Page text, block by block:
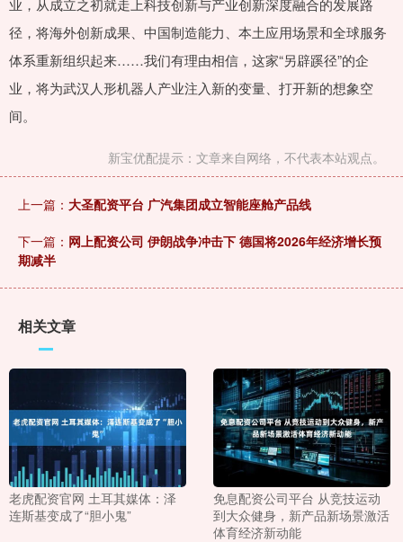
业，从成立之初就走上科技创新与产业创新深度融合的发展路
径，将海外创新成果、中国制造能力、本土应用场景和全球服务
体系重新组织起来……我们有理由相信，这家“另辟蹊径”的企
业，将为武汉人形机器人产业注入新的变量、打开新的想象空
间。
新宝优配提示：文章来自网络，不代表本站观点。
上一篇： 大圣配资平台 广汽集团成立智能座舱产品线
下一篇： 网上配资公司 伊朗战争冲击下 德国将2026年经济增长预
期减半
相关文章
老虎配资官网 土耳其媒体：泽
连斯基变成了“胆小鬼”
免息配资公司平台 从竞技运动
到大众健身，新产品新场景激活
体育经济新动能